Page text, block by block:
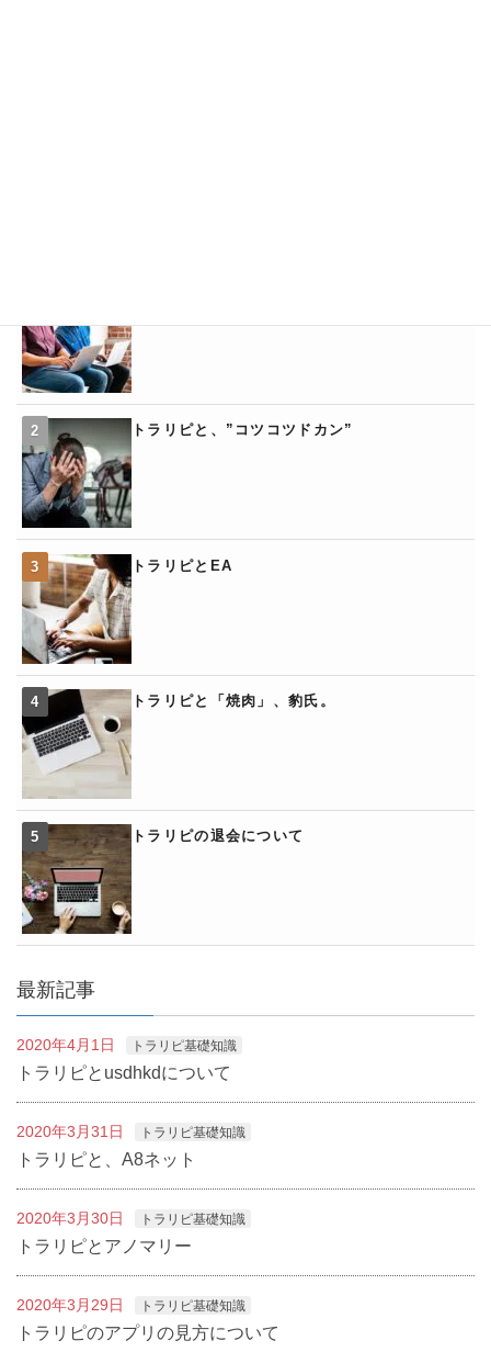
トラリピと、”コツコツドカン”
トラリピとEA
トラリピと「焼肉」、豹氏。
トラリピの退会について
最新記事
2020年4月1日 トラリピ基礎知識
トラリピとusdhkdについて
2020年3月31日 トラリピ基礎知識
トラリピと、A8ネット
2020年3月30日 トラリピ基礎知識
トラリピとアノマリー
2020年3月29日 トラリピ基礎知識
トラリピのアプリの見方について